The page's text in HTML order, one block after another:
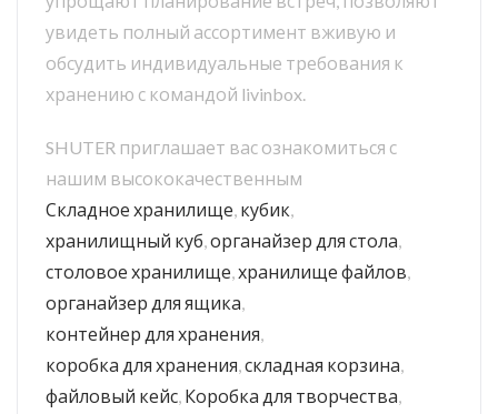
увидеть полный ассортимент вживую и
обсудить индивидуальные требования к
хранению с командой livinbox.
SHUTER приглашает вас ознакомиться с
нашим высококачественным
Складное хранилище, кубик,
хранилищный куб,органайзер для стола,
столовое хранилище,хранилище файлов,
органайзер для ящика,
контейнер для хранения,
коробка для хранения,складная корзина,
файловый кейс, Коробка для творчества,